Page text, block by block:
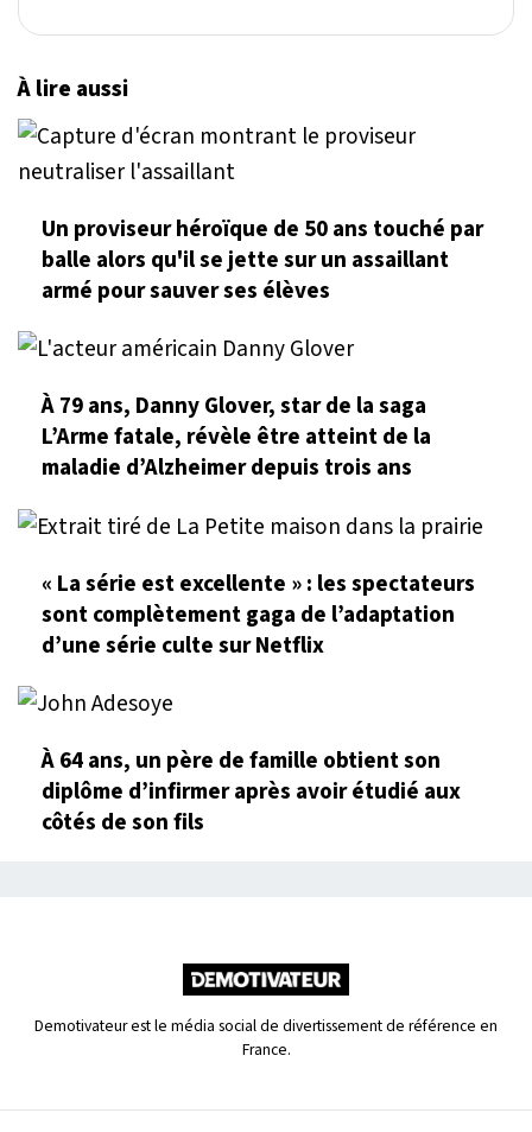
À lire aussi
Un proviseur héroïque de 50 ans touché par
balle alors qu'il se jette sur un assaillant
armé pour sauver ses élèves
À 79 ans, Danny Glover, star de la saga
L’Arme fatale, révèle être atteint de la
maladie d’Alzheimer depuis trois ans
« La série est excellente » : les spectateurs
sont complètement gaga de l’adaptation
d’une série culte sur Netflix
À 64 ans, un père de famille obtient son
diplôme d’infirmer après avoir étudié aux
côtés de son fils
Demotivateur est le média social de divertissement de référence en
France.